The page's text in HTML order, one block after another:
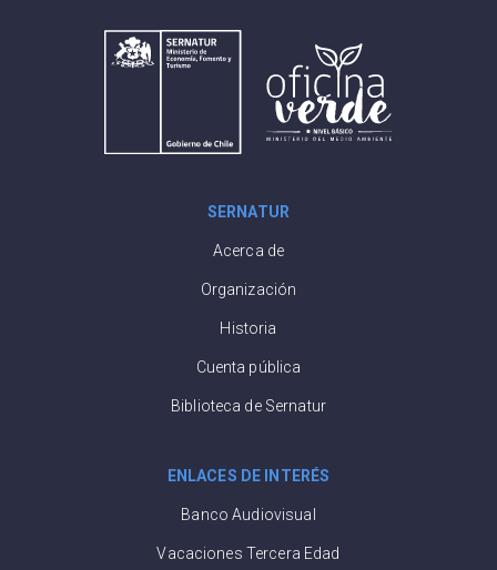
SERNATUR
Acerca de
Organización
Historia
Cuenta pública
Biblioteca de Sernatur
ENLACES DE INTERÉS
Banco Audiovisual
Vacaciones Tercera Edad